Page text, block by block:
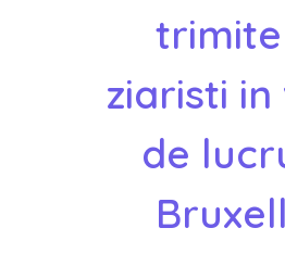
trimite
ziaristi in
de